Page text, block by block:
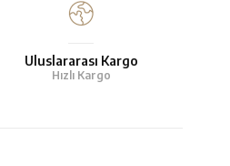
Uluslararası Kargo
Hızlı Kargo